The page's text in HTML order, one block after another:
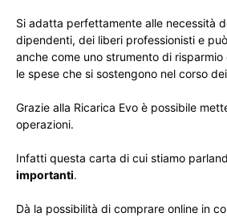
Si adatta perfettamente alle necessità
dipendenti, dei liberi professionisti e
anche come uno strumento di
le spese che si sostengono nel corso
Grazie alla Ricarica Evo è possibile
operazioni.
Infatti questa carta di cui stiamo
importanti.
Dà la possibilità di comprare online in